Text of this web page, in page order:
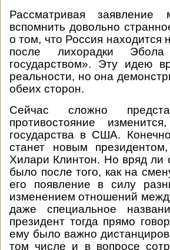
Рассматривая
вспомнить довольно
о том, что Россия находится
после лихорадки
государством». Эту идею
реальности, но она
обеих сторон.
Сейчас сложно
противостояние
государства в США.
станет новым
Хилари Клинтон. Но вряд ли
было после того, как на
его появление в силу
изменением отношений
даже специальное
президент тогда прямо
ему было важно
том числе и в вопросе